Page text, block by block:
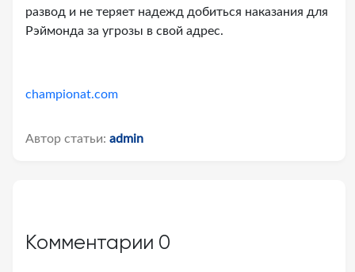
развод и не теряет надежд добиться наказания для
Рэймонда за угрозы в свой адрес.
championat.com
Автор статьи: admin
Комментарии 0